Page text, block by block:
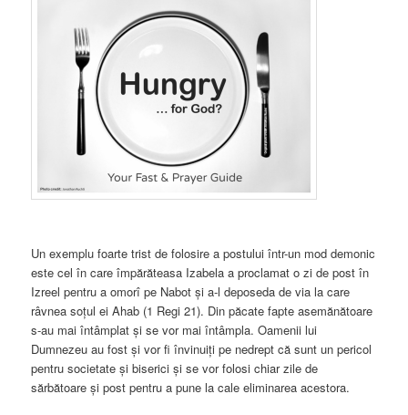
Un exemplu foarte trist de folosire a postului într-un mod demonic
este cel în care împărăteasa Izabela a proclamat o zi de post în
Izreel pentru a omorî pe Nabot și a-l deposeda de via la care
râvnea soțul ei Ahab (1 Regi 21). Din păcate fapte asemănătoare
s-au mai întâmplat și se vor mai întâmpla. Oamenii lui
Dumnezeu au fost și vor fi învinuiți pe nedrept că sunt un pericol
pentru societate și biserici și se vor folosi chiar zile de
sărbătoare și post pentru a pune la cale eliminarea acestora.